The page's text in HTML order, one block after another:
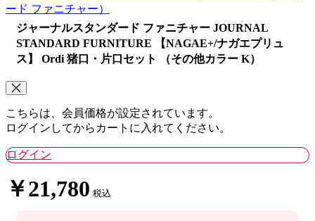
ード ファニチャー）
ジャーナルスタンダード ファニチャー JOURNAL
STANDARD FURNITURE 【NAGAE+/ナガエプリュ
ス】 Ordi 猪口・片口セット （その他カラー K）
こちらは、会員価格が設定されています。
ログインしてからカートに入れてください。
ログイン
￥21,780 税込